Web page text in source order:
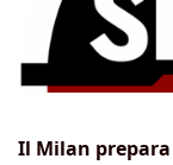
Il Milan